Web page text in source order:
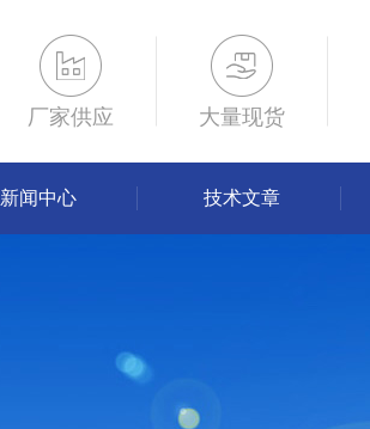
厂家供应 大量现货
新闻中心 技术文章